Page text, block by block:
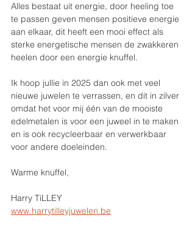
Alles bestaat uit energie, door heeling toe
te passen geven mensen positieve energie
aan elkaar, dit heeft een mooi effect als
sterke energetische mensen de zwakkeren
heelen door een energie knuffel.
Ik hoop jullie in 2025 dan ook met veel
nieuwe juwelen te verrassen, en dit in zilver
omdat het voor mij één van de mooiste
edelmetalen is voor een juweel in te maken
en is ook recycleerbaar en verwerkbaar
voor andere doeleinden.
Warme knuffel,
Harry TiLLEY
www.harrytilleyjuwelen.be